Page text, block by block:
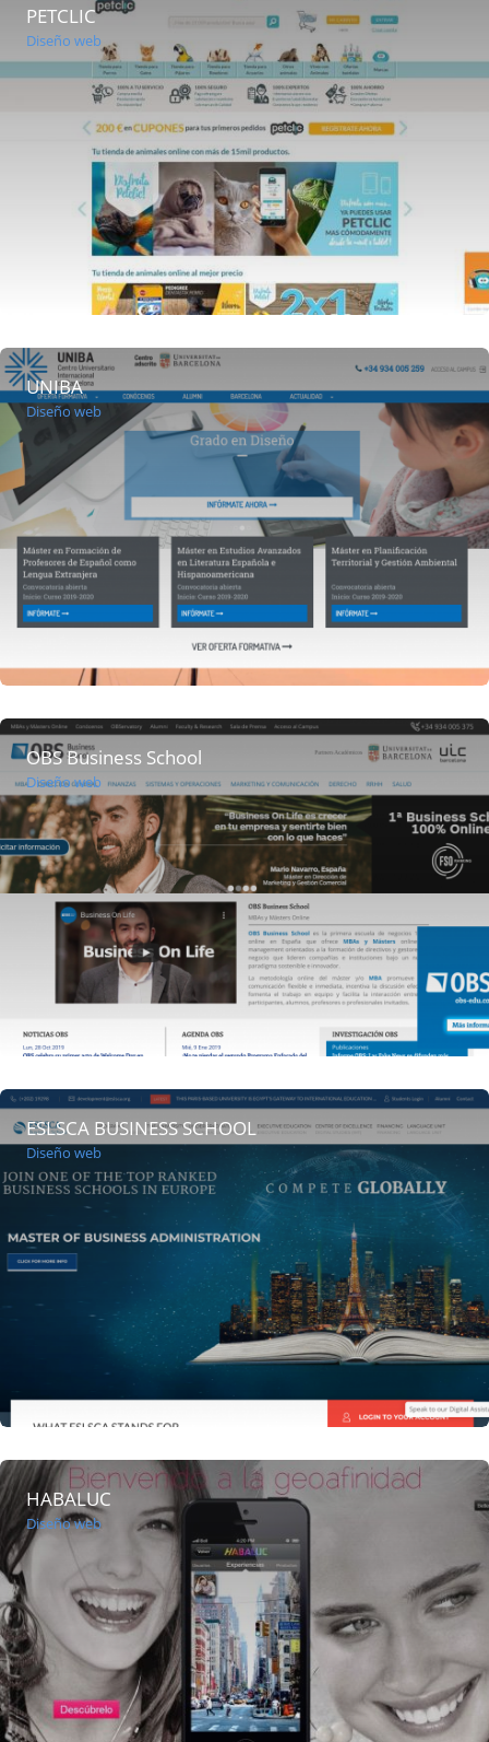
PETCLIC
Diseño web
UNIBA
Diseño web
OBS Business School
Diseño web
ESLSCA BUSINESS SCHOOL
Diseño web
HABALUC
Diseño web